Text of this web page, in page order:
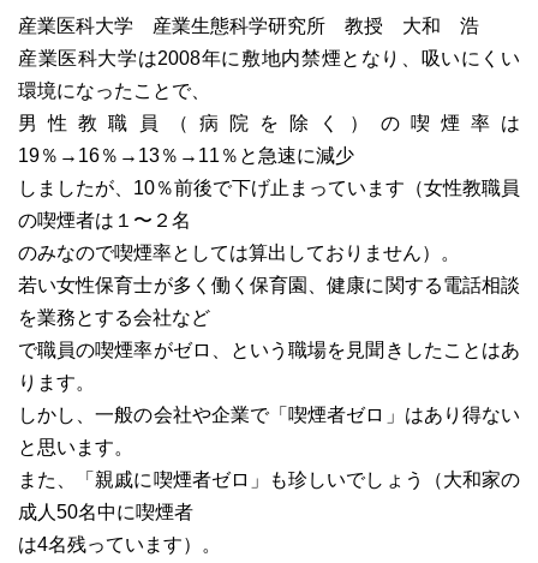
産業医科大学 産業生態科学研究所 教授 大和 浩
産業医科大学は2008年に敷地内禁煙となり、吸いにくい
環境になったことで、
男性教職員（病院を除く）の喫煙率は
19％→16％→13％→11％と急速に減少
しましたが、10％前後で下げ止まっています（女性教職員
の喫煙者は１〜２名
のみなので喫煙率としては算出しておりません）。
若い女性保育士が多く働く保育園、健康に関する電話相談
を業務とする会社など
で職員の喫煙率がゼロ、という職場を見聞きしたことはあ
ります。
しかし、一般の会社や企業で「喫煙者ゼロ」はあり得ない
と思います。
また、「親戚に喫煙者ゼロ」も珍しいでしょう（大和家の
成人50名中に喫煙者
は4名残っています）。